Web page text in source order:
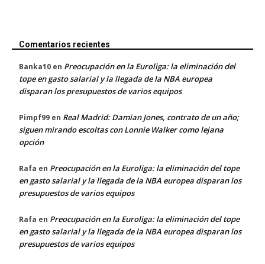
Comentarios recientes
Banka10 en Preocupación en la Euroliga: la eliminación del
tope en gasto salarial y la llegada de la NBA europea
disparan los presupuestos de varios equipos
Pimpf99 en Real Madrid: Damian Jones, contrato de un año;
siguen mirando escoltas con Lonnie Walker como lejana
opción
Rafa en Preocupación en la Euroliga: la eliminación del tope
en gasto salarial y la llegada de la NBA europea disparan los
presupuestos de varios equipos
Rafa en Preocupación en la Euroliga: la eliminación del tope
en gasto salarial y la llegada de la NBA europea disparan los
presupuestos de varios equipos